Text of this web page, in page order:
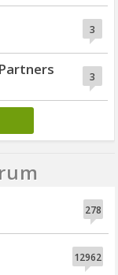
3
3
278
12962